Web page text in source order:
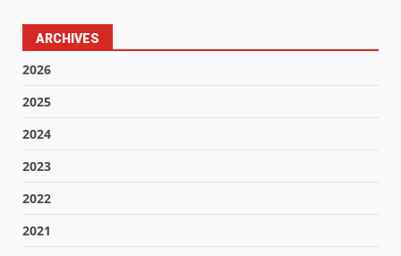
ARCHIVES
2026
2025
2024
2023
2022
2021